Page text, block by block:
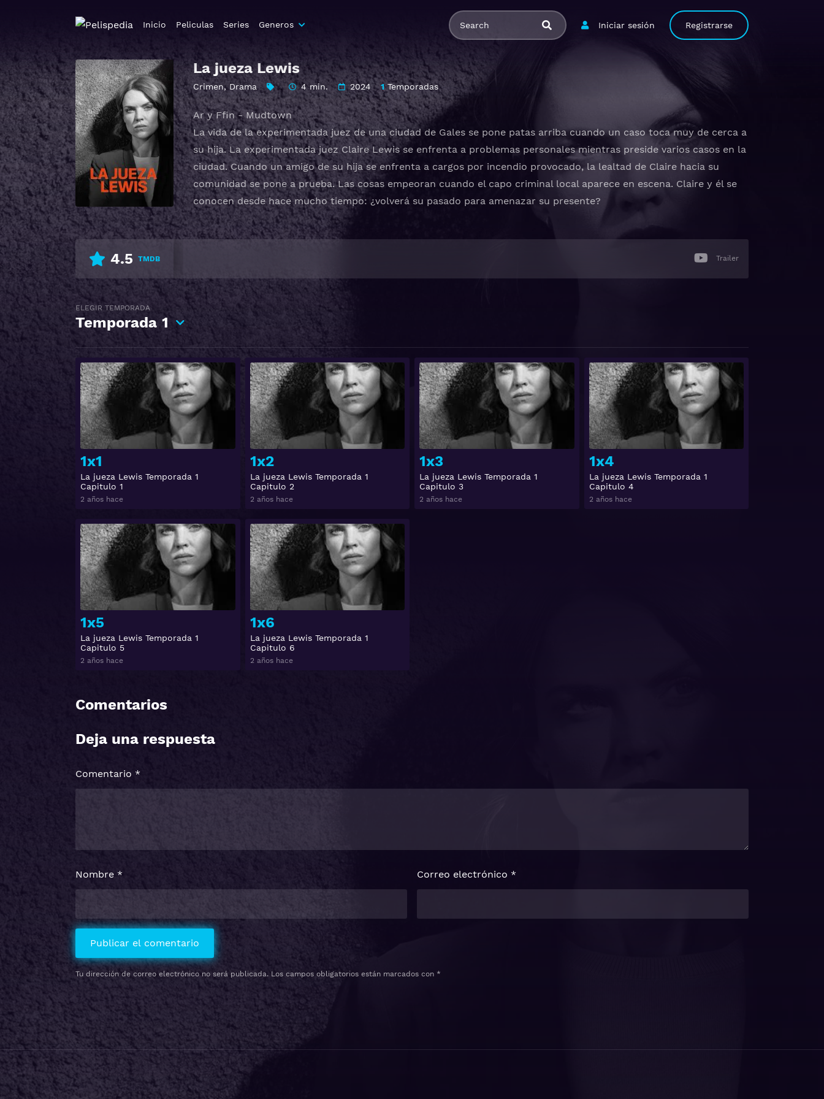
Iniciar sesión Registrarse
Inicio Peliculas Series Generos
La jueza Lewis
Crimen,Drama 4 min. 2024 1Temporadas
Ar y Ffin - Mudtown
La vida de la experimentada juez de una ciudad de Gales se pone patas arriba cuando un caso toca muy de cerca a
su hija. La experimentada juez Claire Lewis se enfrenta a problemas personales mientras preside varios casos en la
ciudad. Cuando un amigo de su hija se enfrenta a cargos por incendio provocado, la lealtad de Claire hacia su
comunidad se pone a prueba. Las cosas empeoran cuando el capo criminal local aparece en escena. Claire y él se
conocen desde hace mucho tiempo: ¿volverá su pasado para amenazar su presente?
4.5 TMDB Trailer
ELEGIR TEMPORADA
Temporada 1
1x1
La jueza Lewis Temporada 1
Capitulo 1
2 años hace
Ver
1x2
La jueza Lewis Temporada 1
Capitulo 2
2 años hace
Ver
1x3
La jueza Lewis Temporada 1
Capitulo 3
2 años hace
Ver
1x4
La jueza Lewis Temporada 1
Capitulo 4
2 años hace
1x5
La jueza Lewis Temporada 1
Capitulo 5
2 años hace
Ver
1x6
La jueza Lewis Temporada 1
Capitulo 6
2 años hace
Comentarios
Deja una respuesta
Tu dirección de correo electrónico no será publicada. Los campos obligatorios están marcados con *
Comentario *
Nombre * Correo electrónico *